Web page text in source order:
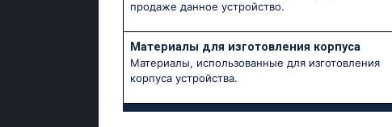
продаже данное устройство.
Материалы для изготовления корпуса
Материалы, использованные для изготовления
корпуса устройства.